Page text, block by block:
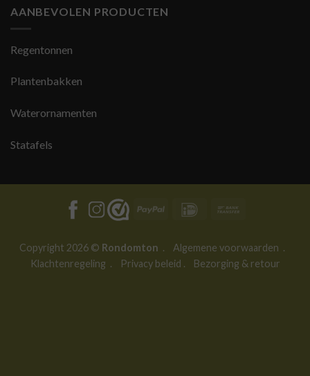
AANBEVOLEN PRODUCTEN
Regentonnen
Plantenbakken
Waterornamenten
Statafels
PayPal IDeal
Copyright 2026 © Rondomton . Algemene voorwaarden .
Klachtenregeling . Privacy beleid . Bezorging & retour